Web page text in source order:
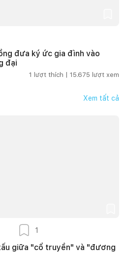
đưa ký ức gia đình vào
đại
1 lượt thích | 15.675 lượt xem
Xem tất cả
1
giữa "cổ truyền" và "đương